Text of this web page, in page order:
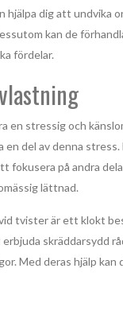
hjälpa dig att undvika
kan de
fördelar.
en stressig och
del av denna
fokusera på andra
lättnad.
tvister är ett klokt
skräddarsydd
Med deras hjälp